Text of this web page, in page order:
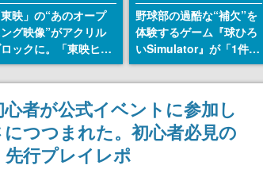
東映」の“あのオープ
グ映像”がアクリル
ックに。「東映ヒス
カル グッズコレクシ
」が8月下旬より発
野球部の過酷な“補欠”を
体験するゲーム『球ひろ
いSimulator』が「1件」
のウィッシュリストをも
とにチェコ語に対応し
SNSで話題に。『キング
ダム・カム』開発元やチ
ェコのプロ野球選手から
者が公式イベントに参加し
つつまれた。初心者必見の
行プレイレポ